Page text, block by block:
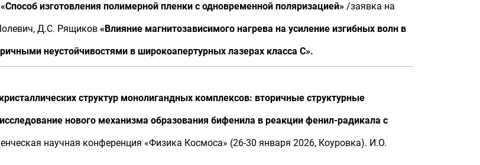
«Способ изготовления полимерной пленки с одновременной поляризацией» /заявка на
Д.С. Рящиков «Влияние магнитозависимого нагрева на усиление изгибных волн в
неустойчивостями в широкоапертурных лазерах класса С».
структур монолигандных комплексов: вторичные структурные
нового механизма образования бифенила в реакции фенил-радикала с
научная конференция «Физика Космоса» (26-30 января 2026, Коуровка). И.О.